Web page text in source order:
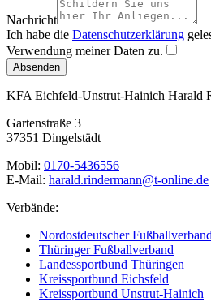
Nachricht
Ich habe die Datenschutzerklärung
Verwendung meiner Daten zu.
Absenden
KFA Eichfeld-Unstrut-Hainich Harald
Gartenstraße 3
37351 Dingelstädt
Mobil: 0170-5436556
E-Mail: harald.rindermann@t-online.de
Verbände:
Nordostdeutscher Fußballverband
Thüringer Fußballverband
Landessportbund Thüringen
Kreissportbund Eichsfeld
Kreissportbund Unstrut-Hainich